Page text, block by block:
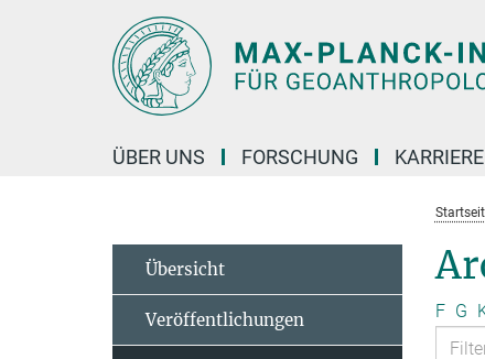
ÜBER UNS FORSCHUNG KARRIERE
F G
Übersicht
Veröffentlichungen